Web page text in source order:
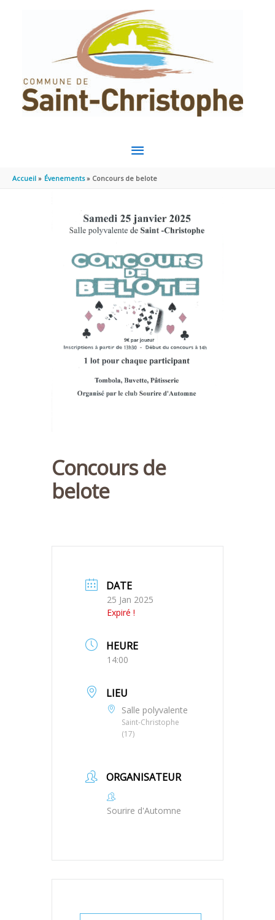
MENU
PRINCIPAL
Accueil Évenements Concours de belote
Concours de
belote
DATE
25 Jan 2025
Expiré !
HEURE
14:00
LIEU
Salle polyvalente
Saint-Christophe
(17)
ORGANISATEUR
Sourire d'Automne